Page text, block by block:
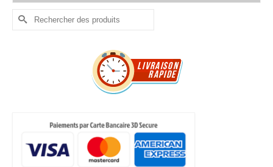
Rechercher :